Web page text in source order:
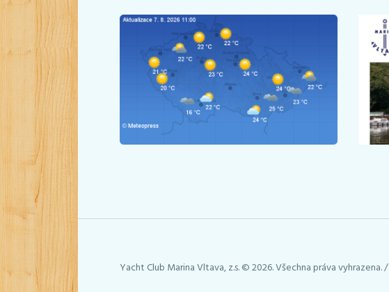
Yacht Club Marina Vltava, z.s. © 2026. Všechna práva vyhrazena. /